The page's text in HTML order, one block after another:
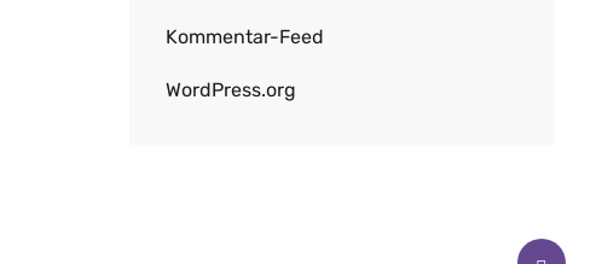
Kommentar-Feed
WordPress.org